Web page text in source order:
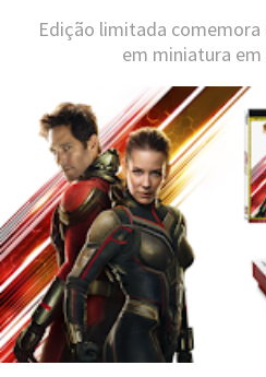
Edição limitada
em miniatura